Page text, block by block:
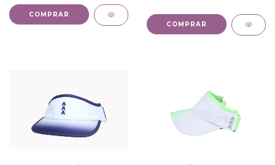
COMPRAR